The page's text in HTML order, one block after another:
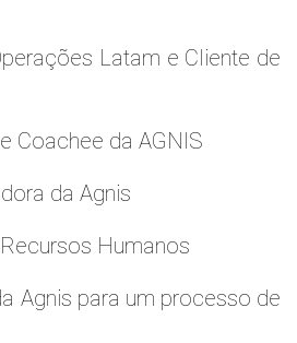
Latam e Cliente de
Coachee da AGNIS
da Agnis
Humanos
Agnis para um processo de